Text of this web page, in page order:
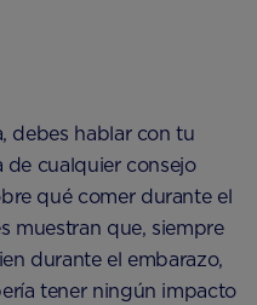
debes hablar con tu
de cualquier consejo
qué comer durante el
muestran que, siempre
durante el embarazo,
tener ningún impacto